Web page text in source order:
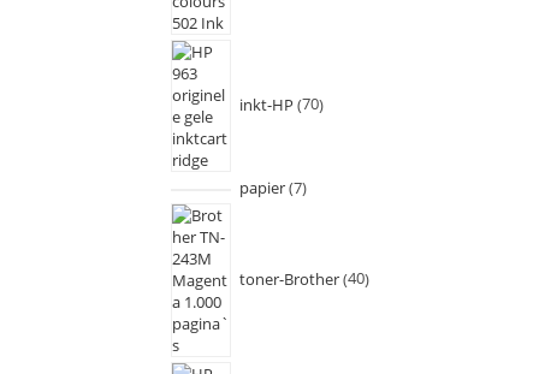
inkt-HP 70
papier 7
toner-Brother 40